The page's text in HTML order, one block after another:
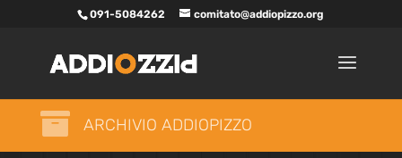
091-5084262 comitato@addiopizzo.org
 ARCHIVIO ADDIOPIZZO